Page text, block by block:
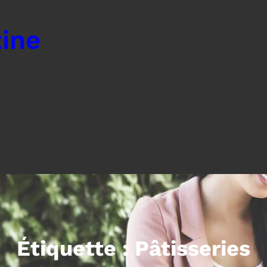
Étiquette : Pâtisseries